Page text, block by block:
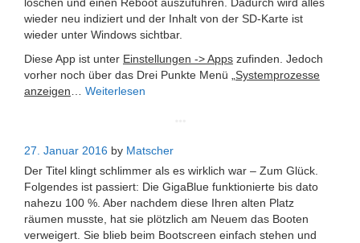
löschen und einen Reboot auszuführen. Dadurch wird alles
wieder neu indiziert und der Inhalt von der SD-Karte ist
wieder unter Windows sichtbar.
Diese App ist unter Einstellungen -> Apps zufinden. Jedoch
vorher noch über das Drei Punkte Menü „Systemprozesse
anzeigen… Weiterlesen
27. Januar 2016 by Matscher
Der Titel klingt schlimmer als es wirklich war – Zum Glück.
Folgendes ist passiert: Die GigaBlue funktionierte bis dato
nahezu 100 %. Aber nachdem diese Ihren alten Platz
räumen musste, hat sie plötzlich am Neuem das Booten
verweigert. Sie blieb beim Bootscreen einfach stehen und